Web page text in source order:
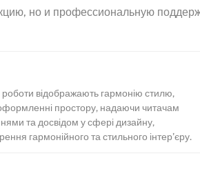
но и профессиональную
роботи відображають гармонію стилю,
оформленні простору, надаючи читачам
та досвідом у сфері дизайну,
гармонійного та стильного інтер’єру.